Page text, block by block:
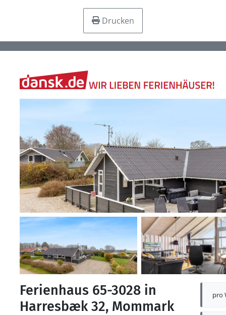
Drucken
pro
Ferienhaus 65-3028 in
Harresbæk 32, Mommark